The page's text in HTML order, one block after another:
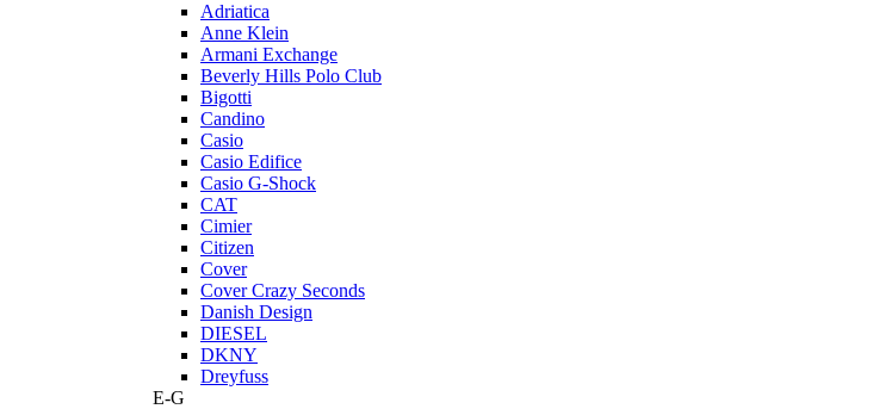
Adriatica
Anne Klein
Armani Exchange
Beverly Hills Polo Club
Bigotti
Candino
Casio
Casio Edifice
Casio G-Shock
CAT
Cimier
Citizen
Cover
Cover Crazy Seconds
Danish Design
DIESEL
DKNY
Dreyfuss
E-G